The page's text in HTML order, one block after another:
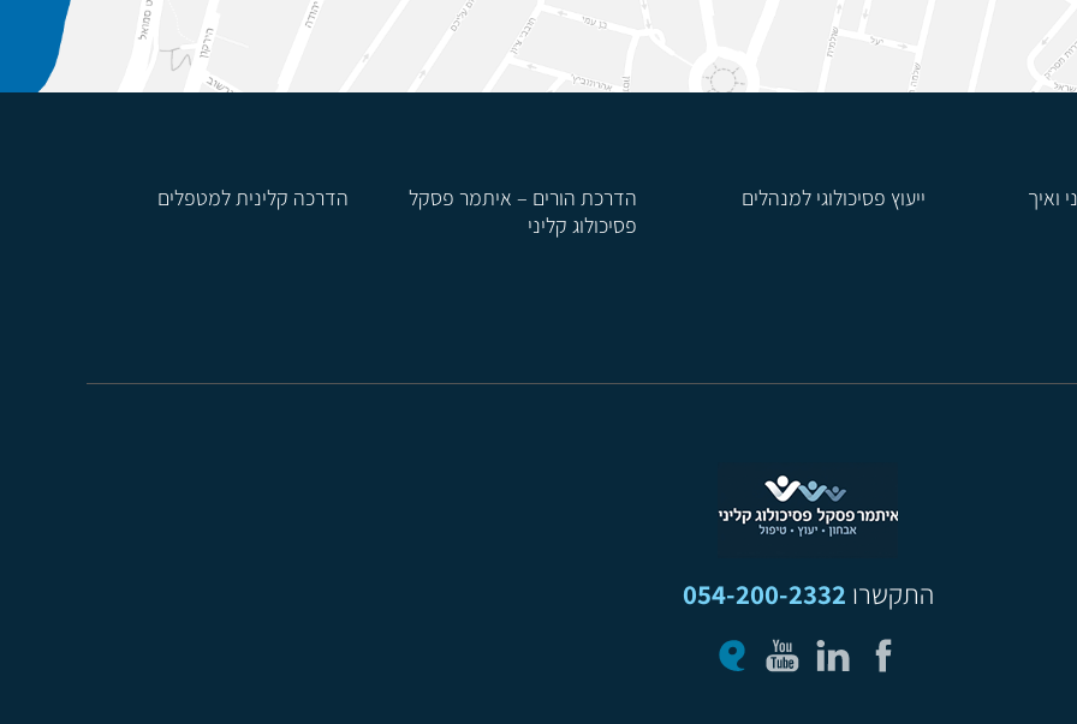
ואיך
ייעוץ פסיכולוגי למנהלים
הדרכת הורים – איתמר פסקל
פסיכולוג קליני
הדרכה קלינית למטפלים
התקשרו 054-200-2332